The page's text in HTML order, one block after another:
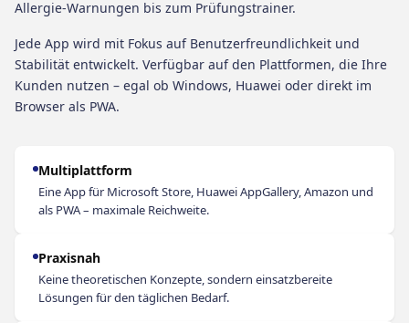
Allergie-Warnungen bis zum Prüfungstrainer.
Jede App wird mit Fokus auf Benutzerfreundlichkeit und
Stabilität entwickelt. Verfügbar auf den Plattformen, die Ihre
Kunden nutzen – egal ob Windows, Huawei oder direkt im
Browser als PWA.
Multiplattform
Eine App für Microsoft Store, Huawei AppGallery, Amazon und
als PWA – maximale Reichweite.
Praxisnah
Keine theoretischen Konzepte, sondern einsatzbereite
Lösungen für den täglichen Bedarf.